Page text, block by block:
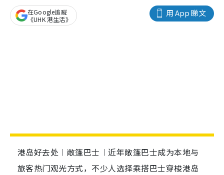
用 App 睇文
在Google追蹤
《UHK 港生活》
港岛好去处︱敞篷巴士︱近年敞篷巴士成为本地与
旅客热门观光方式，不少人选择乘搭巴士穿梭港岛